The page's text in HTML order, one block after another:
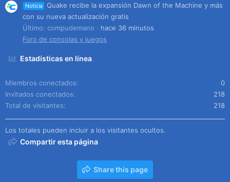
Noticia
Quake recibe la expansión Dawn of the Machine y más
con su nueva actualización gratis
Último: compudemano
hace 36 minutos
Foro de consolas y juegos
Estadísticas en línea
Miembros conectados
0
Invitados conectados
218
Total de visitantes
218
Los totales pueden incluir a los visitantes ocultos.
Compartir esta página
Share this page